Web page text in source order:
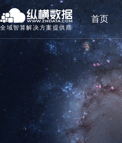
全域智算解决方案提供商
首页